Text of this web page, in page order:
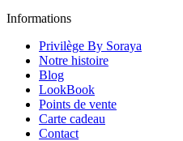
Informations
Privilège By Soraya
Notre histoire
Blog
LookBook
Points de vente
Carte cadeau
Contact